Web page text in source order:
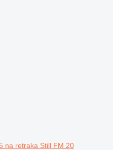
na retraka Still FM 20